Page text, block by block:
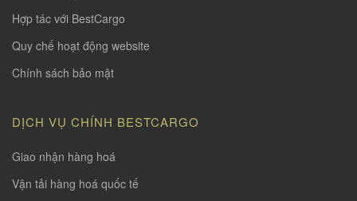
Hợp tác với BestCargo
Quy chế hoạt động website
Chính sách bảo mật
DỊCH VỤ CHÍNH BESTCARGO
Giao nhận hàng hoá
Vận tải hàng hoá quốc tế